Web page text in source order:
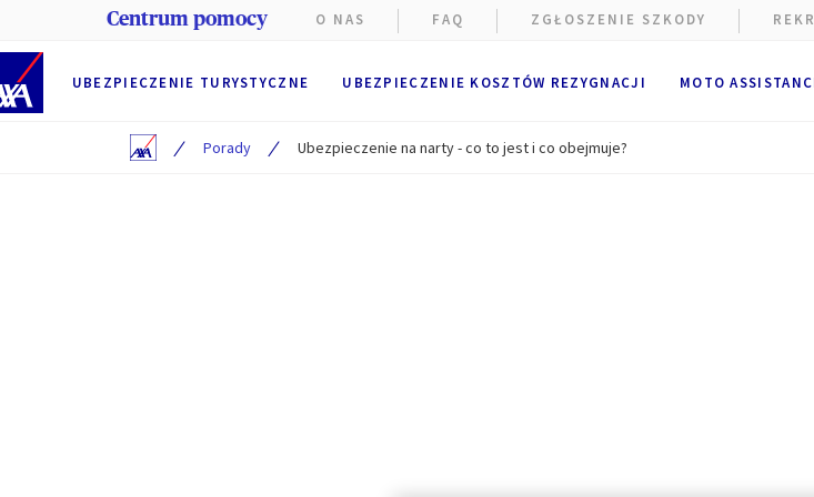
UBEZPIECZENIE TURYSTYCZNE UBEZPIECZENIE KOSZTÓW REZYGNACJI MOTO
Centrum pomocy O NAS FAQ ZGŁOSZENIE SZKODY
/ Porady / Ubezpieczenie na narty - co to jest i co obejmuje?